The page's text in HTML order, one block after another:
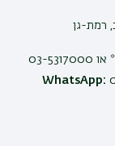
רמת-גן
WhatsApp: